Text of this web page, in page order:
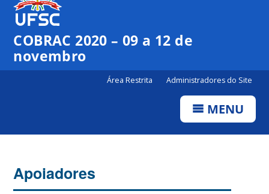
COBRAC 2020 – 09 a 12 de
novembro
Área Restrita Administradores do Site
MENU
Apoiadores